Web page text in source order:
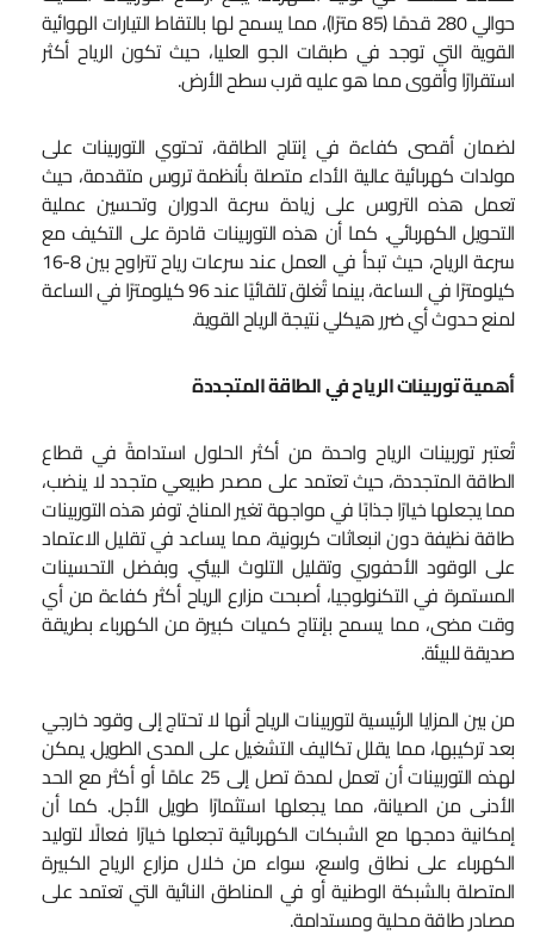
حوالي 280 قدمًا (85 مترًا)، مما يسمح لها بالتقاط التيارات الهوائية
القوية التي توجد في طبقات الجو العليا، حيث تكون الرياح أكثر
استقرارًا وأقوى مما هو عليه قرب سطح الأرض.
لضمان أقصى كفاءة في إنتاج الطاقة، تحتوي التوربينات على
مولدات كهربائية عالية الأداء متصلة بأنظمة تروس متقدمة، حيث
تعمل هذه التروس على زيادة سرعة الدوران وتحسين عملية
التحويل الكهربائي. كما أن هذه التوربينات قادرة على التكيف مع
سرعة الرياح، حيث تبدأ في العمل عند سرعات رياح تتراوح بين 8-16
كيلومترًا في الساعة، بينما تُغلق تلقائيًا عند 96 كيلومترًا في الساعة
لمنع حدوث أي ضرر هيكلي نتيجة الرياح القوية.
أهمية توربينات الرياح في الطاقة المتجددة
تُعتبر توربينات الرياح واحدة من أكثر الحلول استدامةً في قطاع
الطاقة المتجددة، حيث تعتمد على مصدر طبيعي متجدد لا ينضب،
مما يجعلها خيارًا جذابًا في مواجهة تغير المناخ. توفر هذه التوربينات
طاقة نظيفة دون انبعاثات كربونية، مما يساعد في تقليل الاعتماد
على الوقود الأحفوري وتقليل التلوث البيئي. وبفضل التحسينات
المستمرة في التكنولوجيا، أصبحت مزارع الرياح أكثر كفاءة من أي
وقت مضى، مما يسمح بإنتاج كميات كبيرة من الكهرباء بطريقة
صديقة للبيئة.
من بين المزايا الرئيسية لتوربينات الرياح أنها لا تحتاج إلى وقود خارجي
بعد تركيبها، مما يقلل تكاليف التشغيل على المدى الطويل. يمكن
لهذه التوربينات أن تعمل لمدة تصل إلى 25 عامًا أو أكثر مع الحد
الأدنى من الصيانة، مما يجعلها استثمارًا طويل الأجل. كما أن
إمكانية دمجها مع الشبكات الكهربائية تجعلها خيارًا فعالًا لتوليد
الكهرباء على نطاق واسع، سواء من خلال مزارع الرياح الكبيرة
المتصلة بالشبكة الوطنية أو في المناطق النائية التي تعتمد على
مصادر طاقة محلية ومستدامة.